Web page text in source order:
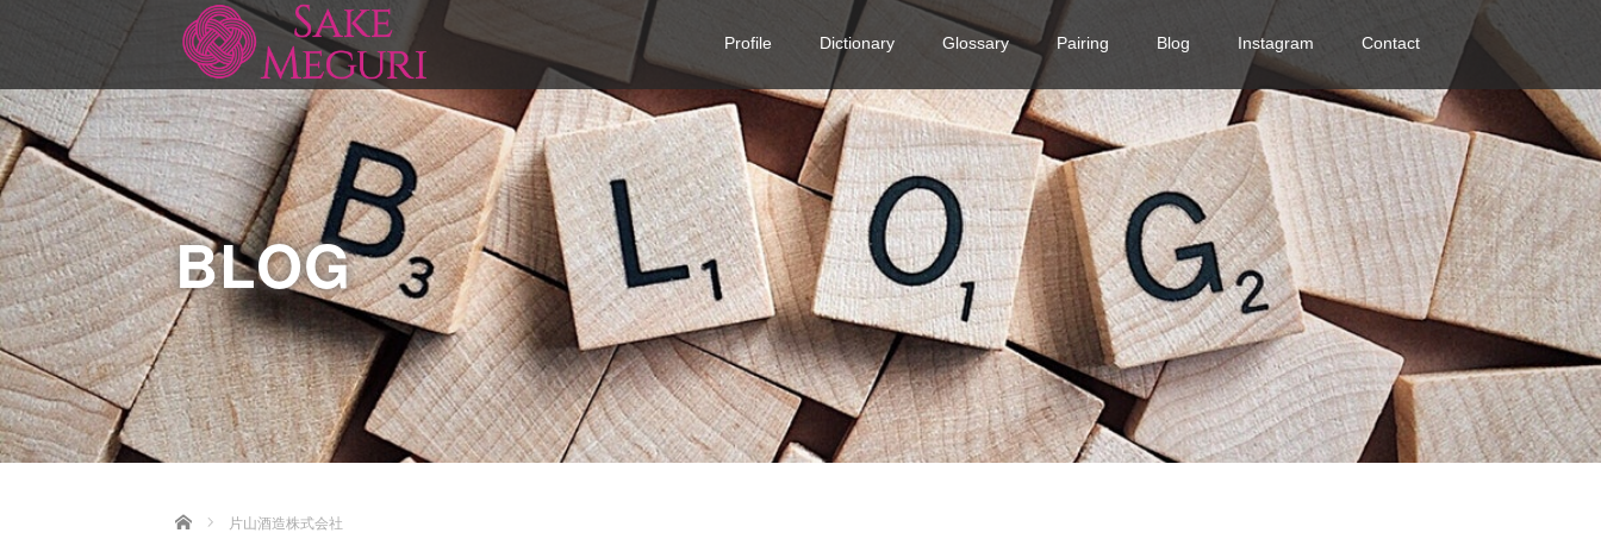
Profile Dictionary Glossary Pairing Blog Instagram Contact
BLOG
Home 片山酒造株式会社